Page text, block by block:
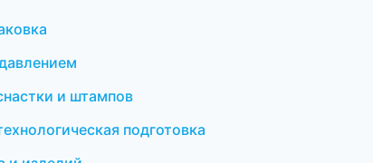
и штампов
подготовка